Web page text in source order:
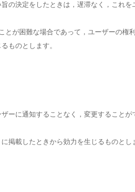
の決定をしたときは，遅滞なく，これを
が困難な場合であって，ユーザーの権
ものとします。
ーに通知することなく，変更することが
掲載したときから効力を生じるものとし